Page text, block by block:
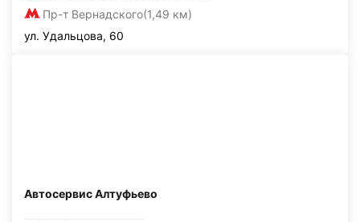
Пр-т Вернадского(1,49 км)
ул. Удальцова, 60
Автосервис Алтуфьево